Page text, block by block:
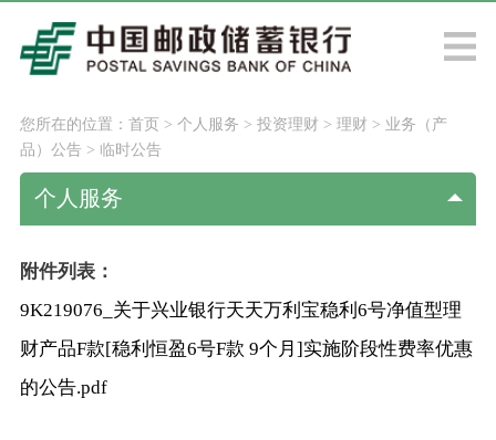
您所在的位置： 首页> 个人服务 > 投资理财 > 理财 > 业务（产
品）公告 > 临时公告
个人服务
附件列表：
9K219076_关于兴业银行天天万利宝稳利6号净值型理
财产品F款[稳利恒盈6号F款 9个月]实施阶段性费率优惠
的公告.pdf